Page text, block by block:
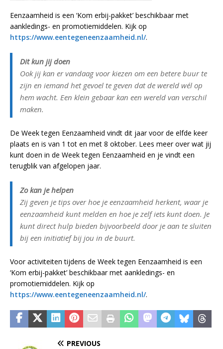
Eenzaamheid is een ‘Kom erbij-pakket’ beschikbaar met
aankledings- en promotiemiddelen. Kijk op
https://www.eentegeneenzaamheid.nl/.
Dit kun jij doen
Ook jij kan er vandaag voor kiezen om een betere buur te
zijn en iemand het gevoel te geven dat de wereld wél op
hem wacht. Een klein gebaar kan een wereld van verschil
maken.
De Week tegen Eenzaamheid vindt dit jaar voor de elfde keer
plaats en is van 1 tot en met 8 oktober. Lees meer over wat jij
kunt doen in de Week tegen Eenzaamheid en je vindt een
terugblik van afgelopen jaar.
Zo kan je helpen
Zij geven je tips over hoe je eenzaamheid herkent, waar je
eenzaamheid kunt melden en hoe je zelf iets kunt doen. Je
kunt direct hulp bieden bijvoorbeeld door je aan te sluiten
bij een initiatief bij jou in de buurt.
Voor activiteiten tijdens de Week tegen Eenzaamheid is een
‘Kom erbij-pakket’ beschikbaar met aankledings- en
promotiemiddelen. Kijk op
https://www.eentegeneenzaamheid.nl/.
PREVIOUS